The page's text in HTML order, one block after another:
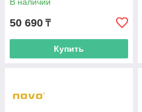
50 690 ₸
Купить